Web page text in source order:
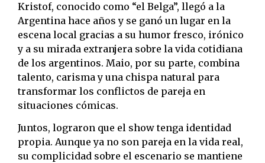
Kristof, conocido como “el Belga”, llegó a la
Argentina hace años y se ganó un lugar en la
escena local gracias a su humor fresco, irónico
y a su mirada extranjera sobre la vida cotidiana
de los argentinos. Maio, por su parte, combina
talento, carisma y una chispa natural para
transformar los conflictos de pareja en
situaciones cómicas.
Juntos, lograron que el show tenga identidad
propia. Aunque ya no son pareja en la vida real,
su complicidad sobre el escenario se mantiene